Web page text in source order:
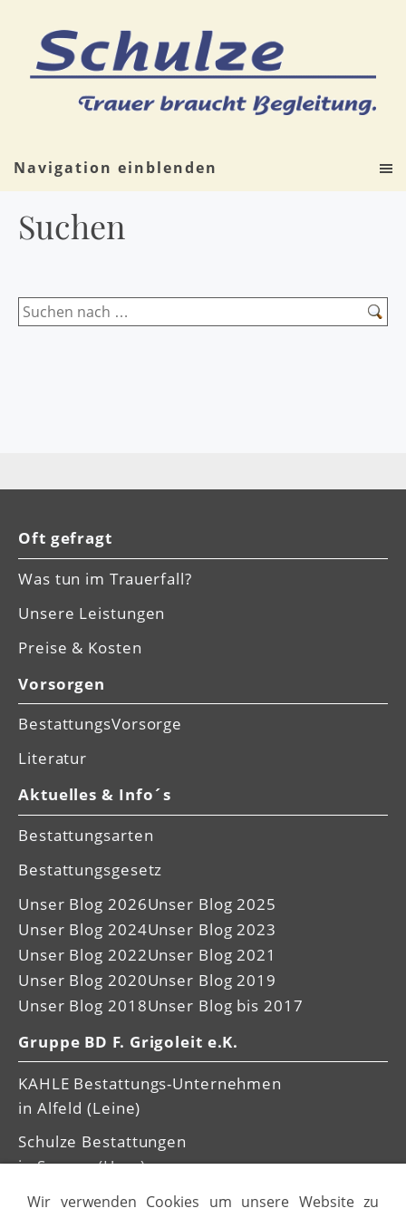
Navigation einblenden
Suchen
Oft gefragt
Was tun im Trauerfall?
Unsere Leistungen
Preise & Kosten
Vorsorgen
BestattungsVorsorge
Literatur
Aktuelles & Info´s
Bestattungsarten
Bestattungsgesetz
Unser Blog 2026Unser Blog 2025
Unser Blog 2024Unser Blog 2023
Unser Blog 2022Unser Blog 2021
Unser Blog 2020Unser Blog 2019
Unser Blog 2018Unser Blog bis 2017
Gruppe BD F. Grigoleit e.K.
KAHLE Bestattungs-Unternehmen
in Alfeld (Leine)
Schulze Bestattungen
in Seesen (Harz)
Wir verwenden Cookies um unsere Website zu